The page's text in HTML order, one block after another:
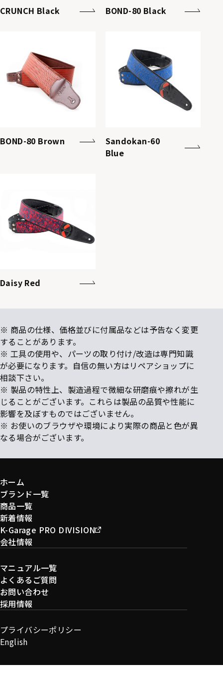
CRUNCH Black BOND-80 Black
BOND-80 Brown
Sandokan-60
Blue
Daisy Red
※ 商品の仕様、価格並びに付属品などは予告なく変更
することがあります。
※ 工具の使用や、パーツの取り付け/改造は専門知識
が必要になります。自信の無い方はリペアショップに
相談下さい。
※ 製品の特性上、製造過程で微細な研磨痕や擦れが生
じることがございます。これらは製品の品質や性能に
影響を及ぼすものではございません。
※ お使いのブラウザや環境により実際の商品と色が異
なる場合がございます。
ホーム
ブランド一覧
商品一覧
新着情報
K-Garage PRO DIVISION
会社情報
マニュアル一覧
よくあるご質問
お問い合わせ
採用情報
プライバシーポリシー
English